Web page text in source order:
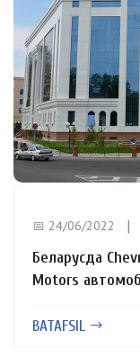
📅 24/06/2022
Беларусда
Motors
BATAFSIL